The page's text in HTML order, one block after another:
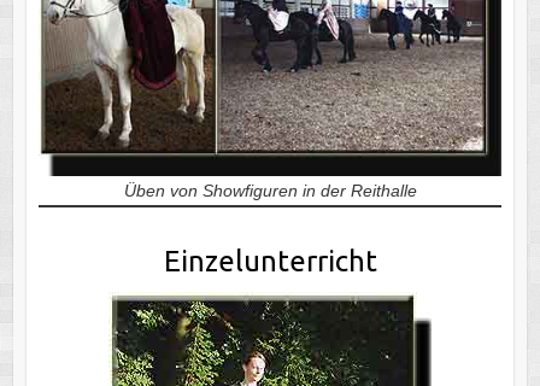
Üben von Showfiguren in der Reithalle
Einzelunterricht